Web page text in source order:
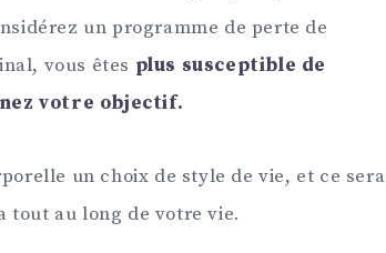
un programme de perte de
vous êtes plus susceptible de
votre objectif.
un choix de style de vie, et ce sera
tout au long de votre vie.